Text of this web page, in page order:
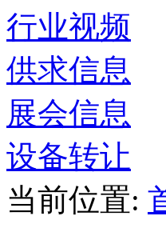
行业视频
供求信息
展会信息
设备转让
当前位置: